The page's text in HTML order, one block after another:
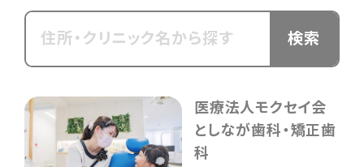
山形県
福島県
関東
東京都 神奈川県 茨城県 栃木県
群馬県
埼玉県
千葉県
医療法人モクセイ会
としなが歯科・矯正歯
科